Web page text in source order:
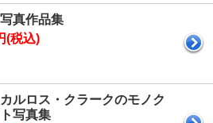
真作品集
(税込)
ルロス・クラークのモノク
写真集